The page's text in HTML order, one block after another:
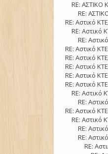
RE: ΑΣΤΙΚΟ
RE:
RE: Αστικό
RE: Αστικό
RE:
RE: Αστικό
RE: Αστικό
RE: Αστικό
RE: Αστικό
RE: Αστικό
RE: Αστικό
RE:
RE: Αστικό
RE: Αστικό
RE:
RE:
RE: